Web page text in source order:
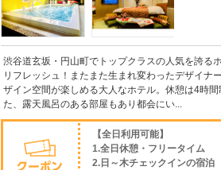
渋谷道玄坂・円山町でトップクラスの人気を誇る
リフレッシュ！またまた生まれ変わったデザイナ
ザイン空間が楽しめる大人なホテル。休憩は4時
た、露天風呂のある部屋もあり都会にい...
【全日利用可能】
1.全日休憩・フリータイ
2.日～木チェックインの宿